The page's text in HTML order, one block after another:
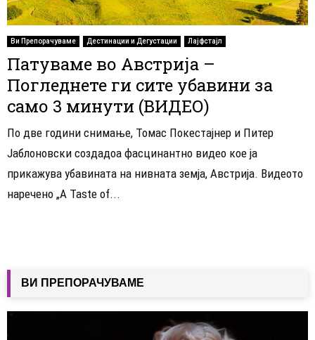
Ви Препорачуваме Дестинации и Дегустации Лајфстајл
Патуваме во Австрија –
Погледнете ги сите убавини за
само 3 минути (ВИДЕО)
По две години снимање, Томас Покестајнер и Питер
Јаблоновски создадоа фасцинантно видео кое ја
прикажува убавината на нивната земја, Австрија. Видеото
наречено „A Taste of...
ВИ ПРЕПОРАЧУВАМЕ